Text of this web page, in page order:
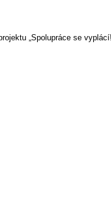
„Spolupráce se